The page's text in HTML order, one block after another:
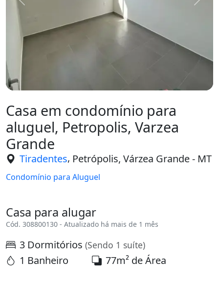
Voltar
Casa em condomínio para
aluguel, Petropolis, Varzea
Grande
Tiradentes, Petrópolis, Várzea Grande - MT
Condomínio para Aluguel
Casa para alugar
Cód. 308800130 - Atualizado há mais de 1 mês
3 Dormitórios (Sendo 1 suíte)
1 Banheiro 77m² de Área